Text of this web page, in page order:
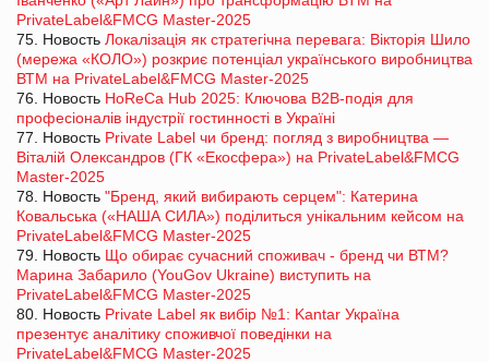
PrivateLabel&FMCG Master-2025
75. Новость Локалізація як стратегічна перевага: Вікторія Шило
(мережа «КОЛО») розкриє потенціал українського виробництва
ВТМ на PrivateLabel&FMCG Master-2025
76. Новость HoReCa Hub 2025: Ключова B2B-подія для
професіоналів індустрії гостинності в Україні
77. Новость Private Label чи бренд: погляд з виробництва —
Віталій Олександров (ГК «Екосфера») на PrivateLabel&FMCG
Master-2025
78. Новость "Бренд, який вибирають серцем": Катерина
Ковальська («НАША СИЛА») поділиться унікальним кейсом на
PrivateLabel&FMCG Master-2025
79. Новость Що обирає сучасний споживач - бренд чи ВТМ?
Марина Забарило (YouGov Ukraine) виступить на
PrivateLabel&FMCG Master-2025
80. Новость Private Label як вибір №1: Kantar Україна
презентує аналітику споживчої поведінки на
PrivateLabel&FMCG Master-2025